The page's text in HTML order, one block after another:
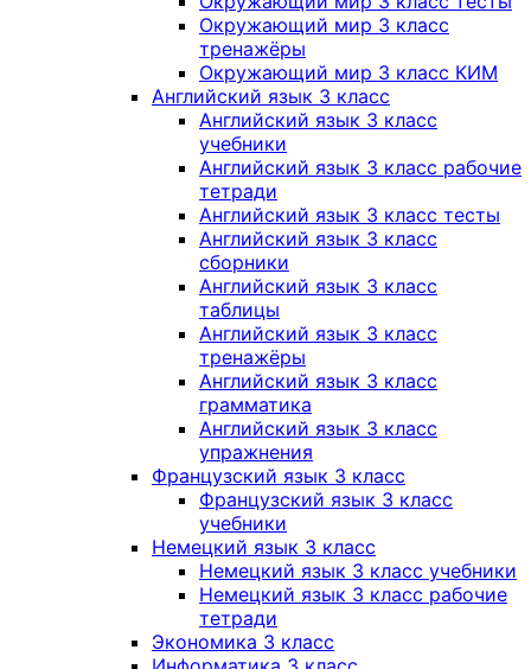
Окружающий мир 3 класс
тренажёры
Окружающий мир 3 класс КИМ
Английский язык 3 класс
Английский язык 3 класс
учебники
Английский язык 3 класс рабочие
тетради
Английский язык 3 класс тесты
Английский язык 3 класс
сборники
Английский язык 3 класс
таблицы
Английский язык 3 класс
тренажёры
Английский язык 3 класс
грамматика
Английский язык 3 класс
упражнения
Французский язык 3 класс
Французский язык 3 класс
учебники
Немецкий язык 3 класс
Немецкий язык 3 класс учебники
Немецкий язык 3 класс рабочие
тетради
Экономика 3 класс